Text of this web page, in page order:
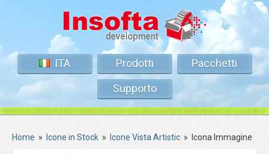
ITA Prodotti
Pacchetti
Supporto
Home » Icone in Stock » Icone Vista Artistic » Icona Immagine